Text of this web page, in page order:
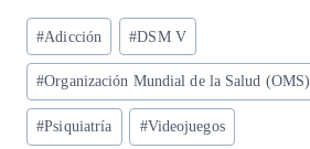
ts
A
p
p
eg
ra
m
o
o
k
dI
n
l
Etiquetas
de
la
entrada:
#Adicción #DSM V
#Organización Mundial de la Salud (OMS)
#Psiquiatría #Videojuegos